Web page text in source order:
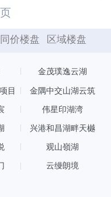
同价楼盘 区域楼盘
金茂璞逸云湖
目 金隅中交山湖云筑
伟星印湖湾
兴港和昌湖畔天樾
观山嶺湖
云缦朗境